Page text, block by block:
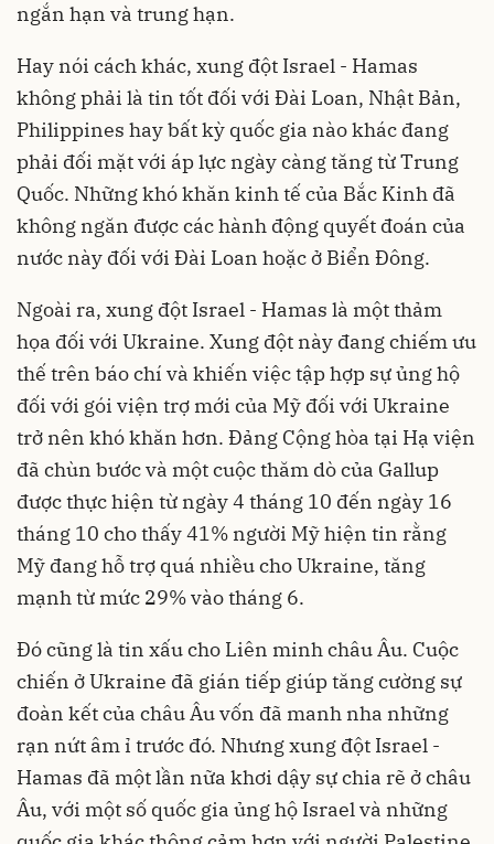
ngắn hạn và trung hạn.
Hay nói cách khác, xung đột Israel - Hamas
không phải là tin tốt đối với Đài Loan, Nhật Bản,
Philippines hay bất kỳ quốc gia nào khác đang
phải đối mặt với áp lực ngày càng tăng từ Trung
Quốc. Những khó khăn kinh tế của Bắc Kinh đã
không ngăn được các hành động quyết đoán của
nước này đối với Đài Loan hoặc ở Biển Đông.
Ngoài ra, xung đột Israel - Hamas là một thảm
họa đối với Ukraine. Xung đột này đang chiếm ưu
thế trên báo chí và khiến việc tập hợp sự ủng hộ
đối với gói viện trợ mới của Mỹ đối với Ukraine
trở nên khó khăn hơn. Đảng Cộng hòa tại Hạ viện
đã chùn bước và một cuộc thăm dò của Gallup
được thực hiện từ ngày 4 tháng 10 đến ngày 16
tháng 10 cho thấy 41% người Mỹ hiện tin rằng
Mỹ đang hỗ trợ quá nhiều cho Ukraine, tăng
mạnh từ mức 29% vào tháng 6.
Đó cũng là tin xấu cho Liên minh châu Âu. Cuộc
chiến ở Ukraine đã gián tiếp giúp tăng cường sự
đoàn kết của châu Âu vốn đã manh nha những
rạn nứt âm ỉ trước đó. Nhưng xung đột Israel -
Hamas đã một lần nữa khơi dậy sự chia rẽ ở châu
Âu, với một số quốc gia ủng hộ Israel và những